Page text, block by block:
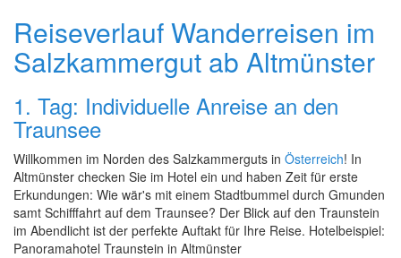
Reiseverlauf Wanderreisen im
Salzkammergut ab Altmünster
1. Tag: Individuelle Anreise an den
Traunsee
Willkommen im Norden des Salzkammerguts in Österreich! In
Altmünster checken Sie im Hotel ein und haben Zeit für erste
Erkundungen: Wie wär's mit einem Stadtbummel durch Gmunden
samt Schifffahrt auf dem Traunsee? Der Blick auf den Traunstein
im Abendlicht ist der perfekte Auftakt für Ihre Reise. Hotelbeispiel:
Panoramahotel Traunstein in Altmünster